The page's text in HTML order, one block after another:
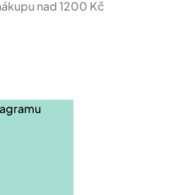
nad 1200 Kč